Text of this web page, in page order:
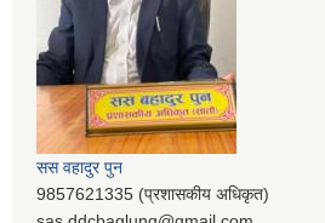
सस वहादुर पुन
9857621335 (प्रशासकीय अधिकृत)